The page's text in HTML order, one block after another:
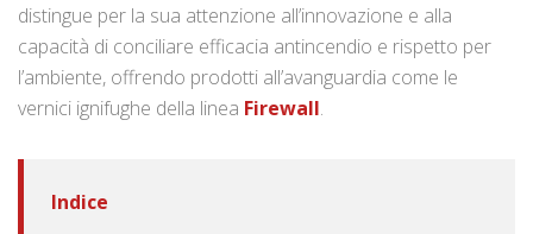
distingue per la sua attenzione all’innovazione e alla
capacità di conciliare efficacia antincendio e rispetto per
l’ambiente, offrendo prodotti all’avanguardia come le
vernici ignifughe della linea Firewall.
Indice